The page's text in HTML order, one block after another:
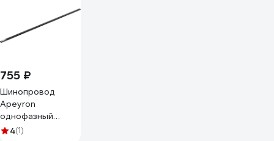
755 ₽
Шинопровод
Apeyron
однофазный
накладной/
4(1)